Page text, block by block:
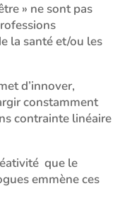
» ne sont pas
la santé et/ou les
d’innover,
constamment
contrainte linéaire
que le
emmène ces